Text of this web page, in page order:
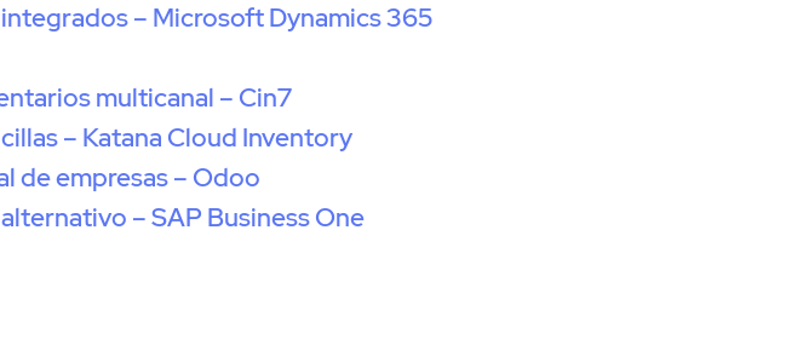
– Microsoft Dynamics 365
multicanal – Cin7
– Katana Cloud Inventory
de empresas – Odoo
– SAP Business One